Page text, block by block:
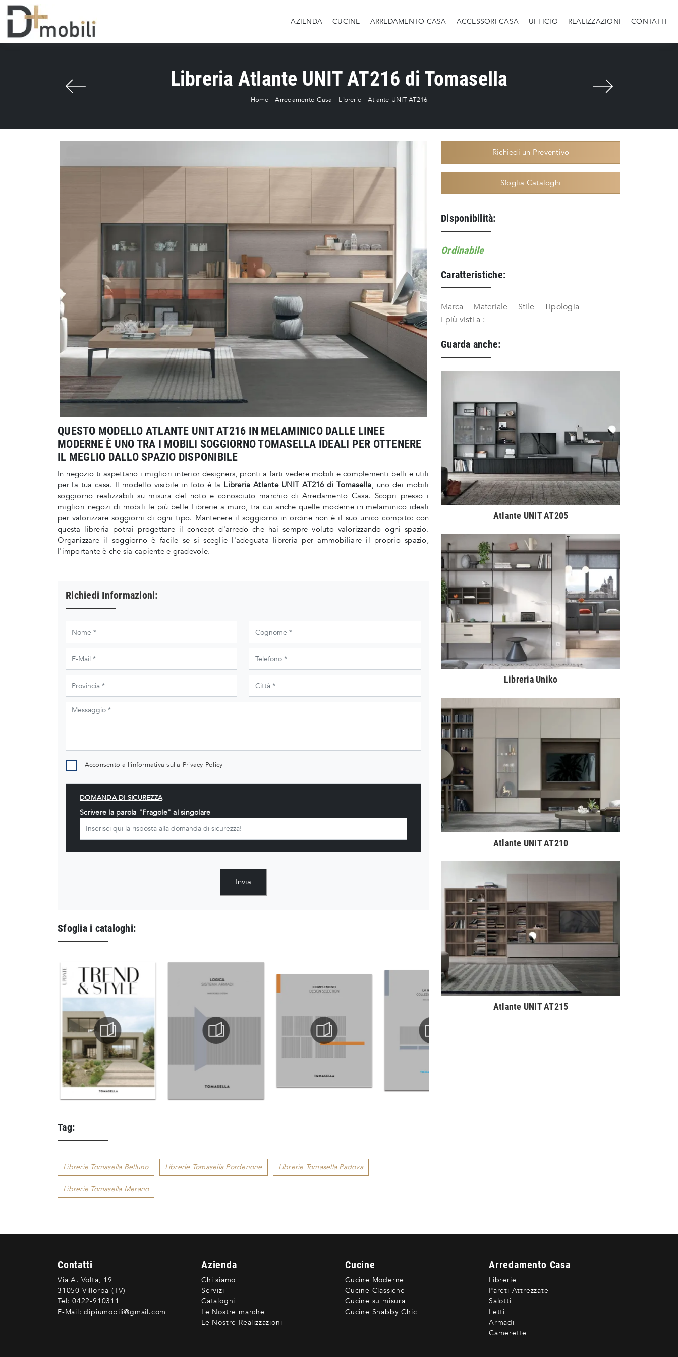
AZIENDA CUCINE ARREDAMENTO CASA ACCESSORI CASA UFFICIO REALIZZAZIONI CONTATTI
Libreria Atlante UNIT AT216 di Tomasella
Home -Arredamento Casa - Librerie - Atlante UNIT AT216
QUESTO MODELLO ATLANTE UNIT AT216 IN MELAMINICO DALLE LINEE
MODERNE È UNO TRA I MOBILI SOGGIORNO TOMASELLA IDEALI PER OTTENERE
IL MEGLIO DALLO SPAZIO DISPONIBILE
In negozio ti aspettano i migliori interior designers, pronti a farti vedere mobili e complementi belli e utili
per la tua casa. Il modello visibile in foto è la Libreria Atlante UNIT AT216 di Tomasella, uno dei mobili
soggiorno realizzabili su misura del noto e conosciuto marchio di Arredamento Casa. Scopri presso i
migliori negozi di mobili le più belle Librerie a muro, tra cui anche quelle moderne in melaminico ideali
per valorizzare soggiorni di ogni tipo. Mantenere il soggiorno in ordine non è il suo unico compito: con
questa libreria potrai progettare il concept d'arredo che hai sempre voluto valorizzando ogni spazio.
Organizzare il soggiorno è facile se si sceglie l'adeguata libreria per ammobiliare il proprio spazio,
l'importante è che sia capiente e gradevole.
Richiedi Informazioni:
Acconsento all'informativa sulla Privacy Policy
DOMANDA DI SICUREZZA
Scrivere la parola "Fragole" al singolare
Invia
Sfoglia i cataloghi:
Tag:
Librerie Tomasella Belluno Librerie Tomasella Pordenone Librerie Tomasella Padova
Librerie Tomasella Merano
Richiedi un Preventivo
Sfoglia Cataloghi
Disponibilità:
Ordinabile
Caratteristiche:
Marca Materiale Stile
Tipologia
I più visti a :
Guarda anche:
Atlante UNIT AT205
Libreria Uniko
Atlante UNIT AT210
Atlante UNIT AT215
Contatti
Via A. Volta, 19
31050 Villorba (TV)
Tel: 0422-910311
E-Mail: dipiumobili@gmail.com
Azienda
Chi siamo
Servizi
Cataloghi
Le Nostre marche
Le Nostre Realizzazioni
Cucine
Cucine Moderne
Cucine Classiche
Cucine su misura
Cucine Shabby Chic
Arredamento Casa
Librerie
Pareti Attrezzate
Salotti
Letti
Armadi
Camerette